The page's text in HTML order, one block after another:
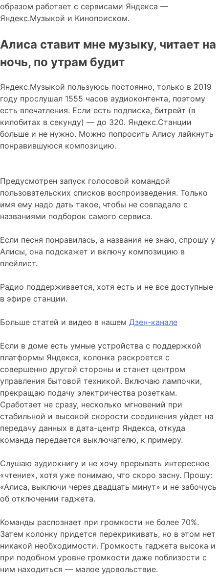
образом работает с сервисами Яндекса —
Яндекс.Музыкой и Кинопоиском.
Алиса ставит мне музыку, читает на
ночь, по утрам будит
Яндекс.Музыкой пользуюсь постоянно, только в 2019
году прослушал 1555 часов аудиоконтента, поэтому
есть впечатления. Если есть подписка, битрейт (в
килобитах в секунду) — до 320. Яндекс.Станции
больше и не нужно. Можно попросить Алису лайкнуть
понравившуюся композицию.
Предусмотрен запуск голосовой командой
пользовательских списков воспроизведения. Только
имя ему надо дать такое, чтобы не совпадало с
названиями подборок самого сервиса.
Если песня понравилась, а названия не знаю, спрошу у
Алисы, она подскажет и включу композицию в
плейлист.
Радио поддерживается, хотя есть и не все доступные
в эфире станции.
Больше статей и видео в нашем Дзен-канале
Если в доме есть умные устройства с поддержкой
платформы Яндекса, колонка раскроется с
совершенно другой стороны и станет центром
управления бытовой техникой. Включаю лампочки,
прекращаю подачу электричества розеткам.
Сработает не сразу, несколько мгновений при
стабильной и высокой скорости соединения уйдет на
передачу данных в дата-центр Яндекса, откуда
команда передается выключателю, к примеру.
Слушаю аудиокнигу и не хочу прерывать интересное
«чтение», хотя уже понимаю, что скоро засну. Прошу:
«Алиса, выключи через двадцать минут» и не забочусь
об отключении гаджета.
Команды распознает при громкости не более 70%.
Затем колонку придется перекрикивать, но в этом нет
никакой необходимости. Громкость гаджета высока и
при подобном уровне громкости даже поблизости с
ним находиться — малое удовольствие.